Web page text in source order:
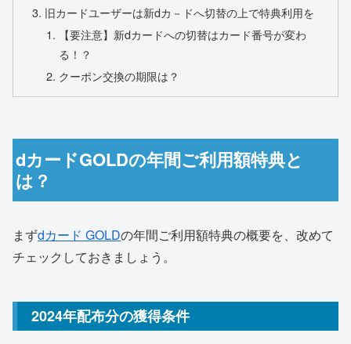
旧カードユーザーは新dカ－ドへ切替の上で特典利用を
【要注意】新dカードへの切替はカード番号が変わ
る！？
クーポン交換の期限は？
dカードGOLDの年間ご利用額特典と
は？
まずdカード GOLDの年間ご利用額特典の概要を、改めて
チェックしておきましょう。
2024年配布分の獲得条件